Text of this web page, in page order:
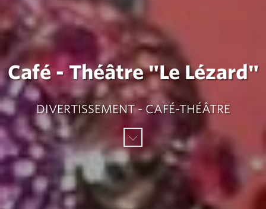
Café - Théâtre "Le Lézard"
DIVERTISSEMENT - CAFÉ-THÉÂTRE